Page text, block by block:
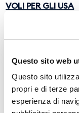
Questo sito web
Questo sito
propri e di terze
esperienza di
VOLI PER GLI USA
Per potersi recare
obbligatorio
System for Travel
programma
Program). Per
Program" (Viaggio